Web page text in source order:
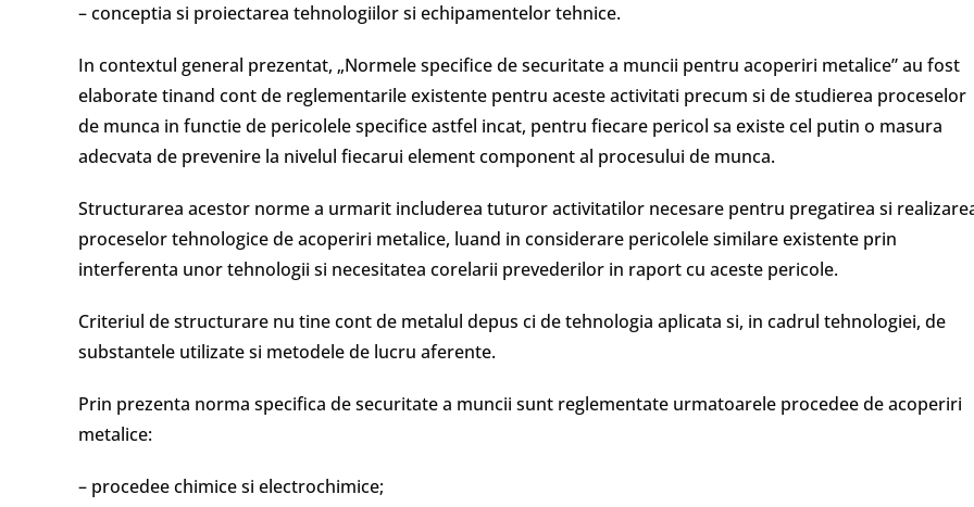
– conceptia si proiectarea tehnologiilor si echipamentelor tehnice.
In contextul general prezentat, „Normele specifice de securitate a muncii pentru acoperiri metalice” au fost
elaborate tinand cont de reglementarile existente pentru aceste activitati precum si de studierea proceselor
de munca in functie de pericolele specifice astfel incat, pentru fiecare pericol sa existe cel putin o masura
adecvata de prevenire la nivelul fiecarui element component al procesului de munca.
Structurarea acestor norme a urmarit includerea tuturor activitatilor necesare pentru pregatirea si
proceselor tehnologice de acoperiri metalice, luand in considerare pericolele similare existente prin
interferenta unor tehnologii si necesitatea corelarii prevederilor in raport cu aceste pericole.
Criteriul de structurare nu tine cont de metalul depus ci de tehnologia aplicata si, in cadrul tehnologiei, de
substantele utilizate si metodele de lucru aferente.
Prin prezenta norma specifica de securitate a muncii sunt reglementate urmatoarele procedee de acoperiri
metalice:
– procedee chimice si electrochimice;